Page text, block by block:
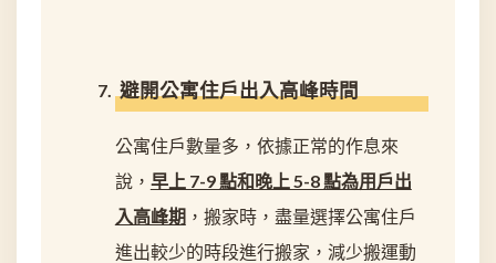
避開公寓住戶出入高峰時間
公寓住戶數量多，依據正常的作息來
說， 早上 7-9 點和晚上 5-8 點為用戶出
入高峰期，搬家時，盡量選擇公寓住戶
進出較少的時段進行搬家，減少搬運動